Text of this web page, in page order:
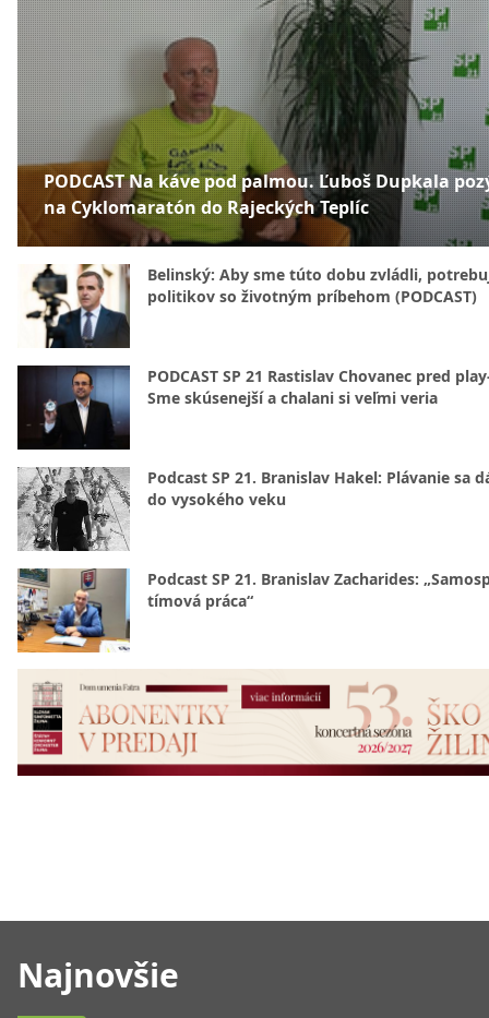
Najnovšie
PODCAST Na káve pod palmou. Ľuboš Dupkala
na Cyklomaratón do Rajeckých Teplíc
Belinský: Aby sme túto dobu zvládli,
politikov so životným príbehom (PODCAST)
PODCAST SP 21 Rastislav Chovanec pred
Sme skúsenejší a chalani si veľmi veria
Podcast SP 21. Branislav Hakel: Plávanie sa
do vysokého veku
Podcast SP 21. Branislav Zacharides:
tímová práca“